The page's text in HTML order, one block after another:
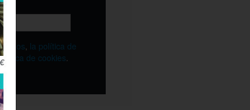
, la política de
de cookies.